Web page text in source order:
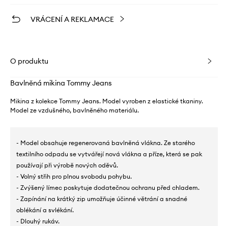
VRÁCENÍ A REKLAMACE
O produktu
Bavlněná mikina Tommy Jeans
Mikina z kolekce Tommy Jeans. Model vyroben z elastické tkaniny.
Model ze vzdušného, ​​bavlněného materiálu.
- Model obsahuje regenerovaná bavlněná vlákna. Ze starého
textilního odpadu se vytvářejí nová vlákna a příze, která se pak
používají při výrobě nových oděvů.
- Volný střih pro plnou svobodu pohybu.
- Zvýšený límec poskytuje dodatečnou ochranu před chladem.
- Zapínání na krátký zip umožňuje účinné větrání a snadné
oblékání a svlékání.
- Dlouhý rukáv.